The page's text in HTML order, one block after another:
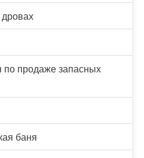
по продаже запасных
баня